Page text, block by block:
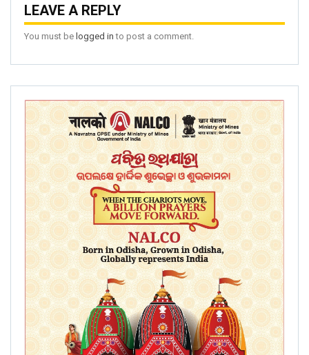
LEAVE A REPLY
You must be logged in to post a comment.